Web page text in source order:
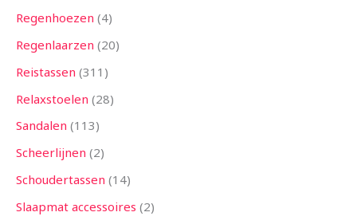
Regenhoezen 4
Regenlaarzen 20
Reistassen 311
Relaxstoelen 28
Sandalen 113
Scheerlijnen 2
Schoudertassen 14
Slaapmat accessoires 2